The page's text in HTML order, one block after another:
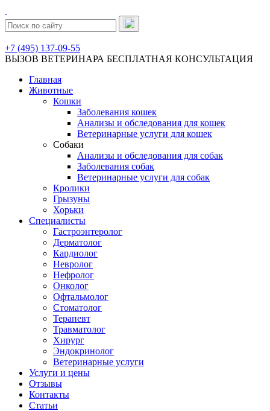
+7 (495) 137-09-55
ВЫЗОВ ВЕТЕРИНАРА БЕСПЛАТНАЯ КОНСУЛЬТАЦИЯ
Главная
Животные
Кошки
Заболевания кошек
Анализы и обследования для кошек
Ветеринарные услуги для кошек
Собаки
Анализы и обследования для собак
Заболевания собак
Ветеринарные услуги для собак
Кролики
Грызуны
Хорьки
Специалисты
Гастроэнтеролог
Дерматолог
Кардиолог
Невролог
Нефролог
Онколог
Офтальмолог
Стоматолог
Терапевт
Травматолог
Хирург
Эндокринолог
Ветеринарные услуги
Услуги и цены
Отзывы
Контакты
Статьи